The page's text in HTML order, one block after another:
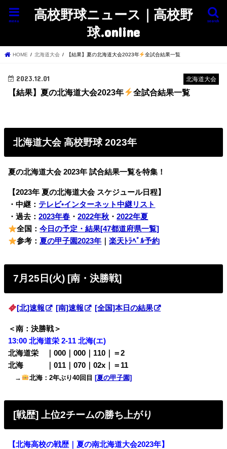
高校野球ニュース｜高校野
球.online
search
menu
HOME 北海道大会 【結果】夏の北海道大会2023年 全試合結果一覧
北海道大会
2023.12.01
【結果】夏の北海道大会2023年 全試合結果一覧
北海道大会 高校野球 2023年
夏の北海道大会 2023年 試合結果一覧を特集！
【2023年 夏の北海道大会 スケジュール日程】
・中継： テレビ•インターネット中継リスト
・過去：2023年春 ・2022年秋 ・2022年夏
全国：今日の予定・結果[47都道府県一覧]
参考：夏の甲子園2023年 ｜楽天ﾄﾗﾍﾞﾙ予約
7月25日(火) [南・決勝戦]
[北]速報 [南]速報 [全国]本日の結果
＜南：決勝戦＞
13:00 北海道栄 2-11 北海(エ)
北海道栄 ｜000｜000｜110｜＝2
北海 ｜011｜070｜02x｜＝11
→ 北海：2年ぶり40回目 [夏の甲子園]
[戦歴] 上位2チームの勝ち上がり
【北海高校の戦歴｜夏の南北海道大会2023年】